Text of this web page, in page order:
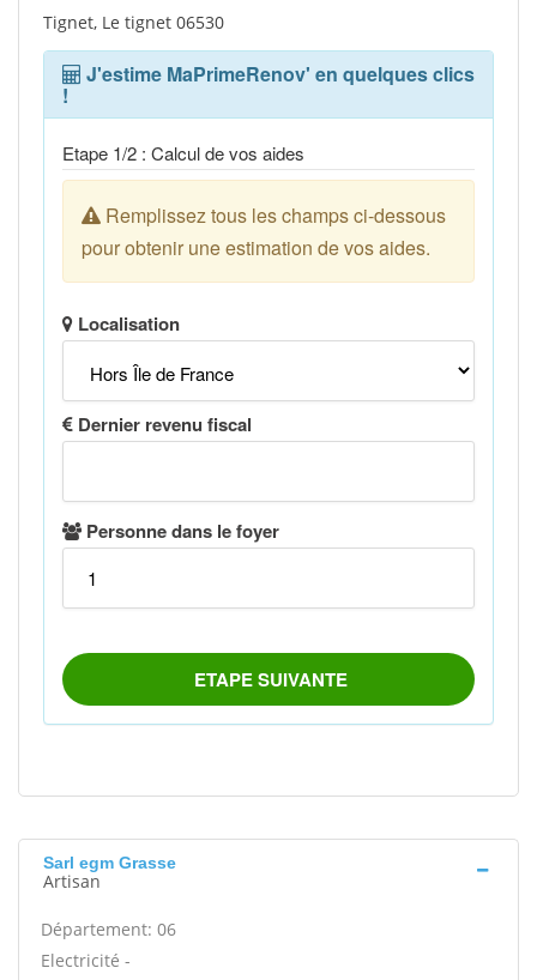
Tignet, Le tignet 06530
Sarl egm Grasse
Artisan
Département: 06
Electricité -